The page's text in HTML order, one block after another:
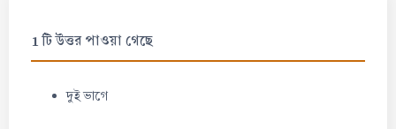
1 টি উত্তর পাওয়া গেছে
দুই ভাগে